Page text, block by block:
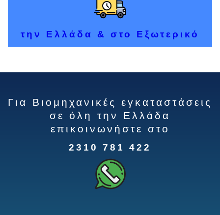
την Ελλάδα & στο Εξωτερικό
Για Βιομηχανικές εγκαταστάσεις
σε όλη την Ελλάδα
επικοινωνήστε στο
2310 781 422